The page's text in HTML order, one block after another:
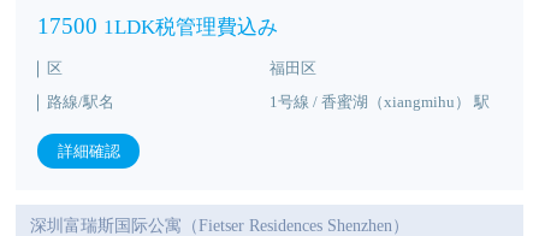
17500 1LDK税管理費込み
区
福田区
路線/駅名
1号線 / 香蜜湖（xiangmihu） 駅
詳細確認
深圳富瑞斯国际公寓（Fietser Residences Shenzhen）